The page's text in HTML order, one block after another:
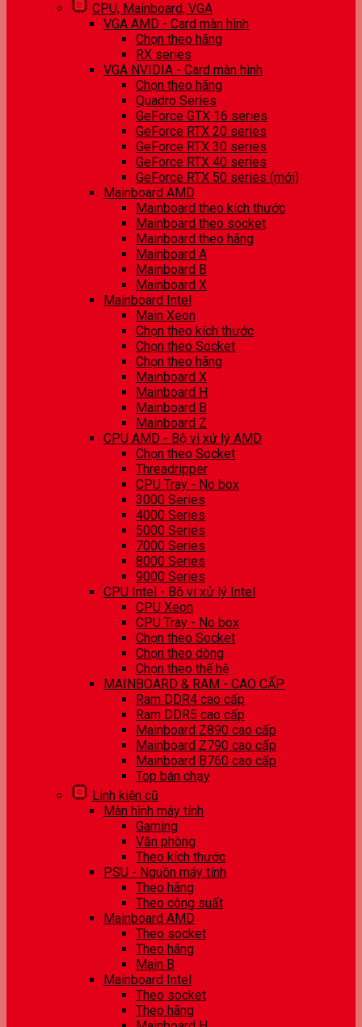
CPU, Mainboard, VGA
VGA AMD - Card màn hình
Chọn theo hãng
RX series
VGA NVIDIA - Card màn hình
Chọn theo hãng
Quadro Series
GeForce GTX 16 series
GeForce RTX 20 series
GeForce RTX 30 series
GeForce RTX 40 series
GeForce RTX 50 series (mới)
Mainboard AMD
Mainboard theo kích thước
Mainboard theo socket
Mainboard theo hãng
Mainboard A
Mainboard B
Mainboard X
Mainboard Intel
Main Xeon
Chọn theo kích thước
Chọn theo Socket
Chọn theo hãng
Mainboard X
Mainboard H
Mainboard B
Mainboard Z
CPU AMD - Bộ vi xử lý AMD
Chọn theo Socket
Threadripper
CPU Tray - No box
3000 Series
4000 Series
5000 Series
7000 Series
8000 Series
9000 Series
CPU Intel - Bộ vi xử lý Intel
CPU Xeon
CPU Tray - No box
Chọn theo Socket
Chọn theo dòng
Chọn theo thế hệ
MAINBOARD & RAM - CAO CẤP
Ram DDR4 cao cấp
Ram DDR5 cao cấp
Mainboard Z890 cao cấp
Mainboard Z790 cao cấp
Mainboard B760 cao cấp
Top bán chạy
Linh kiện cũ
Màn hình máy tính
Gaming
Văn phòng
Theo kích thước
PSU - Nguồn máy tính
Theo hãng
Theo công suất
Mainboard AMD
Theo socket
Theo hãng
Main B
Mainboard Intel
Theo socket
Theo hãng